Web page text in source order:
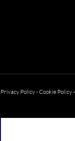
Privacy Policy-Cookie Policy-